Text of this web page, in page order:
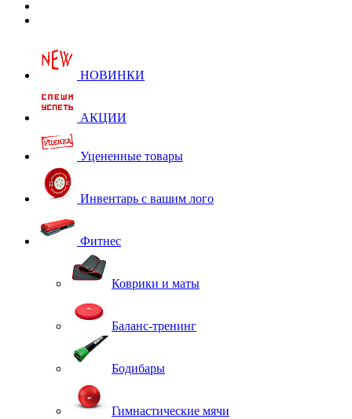
НОВИНКИ
АКЦИИ
Уцененные товары
Инвентарь с вашим лого
Фитнес
Коврики и маты
Баланс-тренинг
Бодибары
Гимнастические мячи